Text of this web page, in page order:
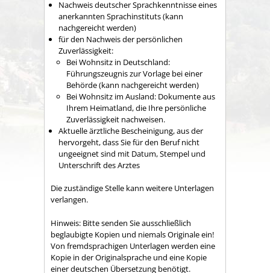
Nachweis deutscher Sprachkenntnisse eines
anerkannten Sprachinstituts (kann
nachgereicht werden)
für den Nachweis der persönlichen
Zuverlässigkeit:
Bei Wohnsitz in Deutschland:
Führungszeugnis zur Vorlage bei einer
Behörde (kann nachgereicht werden)
Bei Wohnsitz im Ausland: Dokumente aus
Ihrem Heimatland, die Ihre persönliche
Zuverlässigkeit nachweisen.
Aktuelle ärztliche Bescheinigung, aus der
hervorgeht, dass Sie für den Beruf nicht
ungeeignet sind mit Datum, Stempel und
Unterschrift des Arztes
Die zuständige Stelle kann weitere Unterlagen
verlangen.
Hinweis: Bitte senden Sie ausschließlich
beglaubigte Kopien und niemals Originale ein!
Von fremdsprachigen Unterlagen werden eine
Kopie in der Originalsprache und eine Kopie
einer deutschen Übersetzung benötigt.